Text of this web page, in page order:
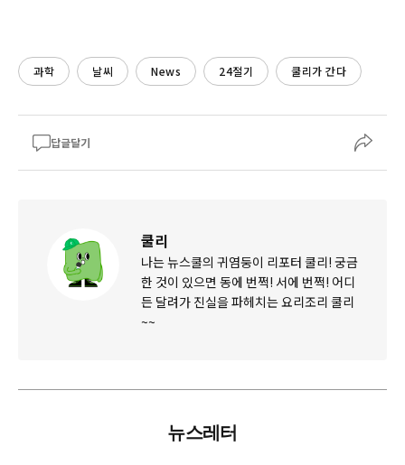
과학 날씨 News 24절기 쿨리가 간다
답글달기
쿨리
나는 뉴스쿨의 귀염둥이 리포터 쿨리! 궁금
한 것이 있으면 동에 번쩍! 서에 번쩍! 어디
든 달려가 진실을 파헤치는 요리조리 쿨리
~~
뉴스레터